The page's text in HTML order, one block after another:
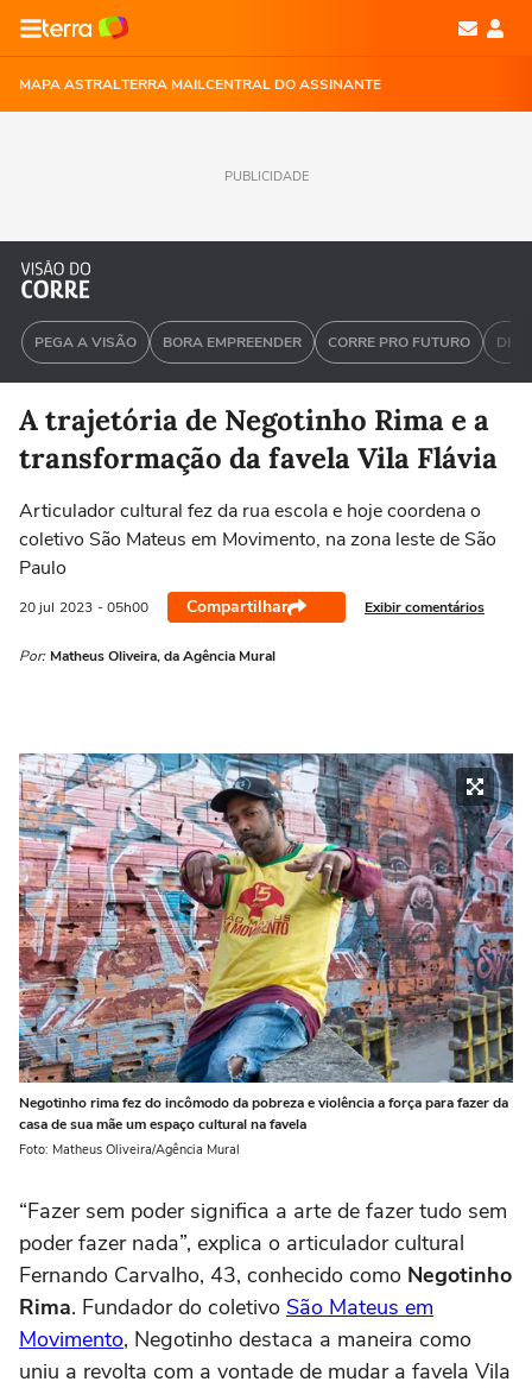
MAPA ASTRALTERRA MAILCENTRAL DO ASSINANTE
PUBLICIDADE
PEGA A VISÃO BORA EMPREENDER CORRE PRO FUTURO DEU
A trajetória de Negotinho Rima e a
transformação da favela Vila Flávia
Articulador cultural fez da rua escola e hoje coordena o
coletivo São Mateus em Movimento, na zona leste de São
Paulo
20 jul 2023 - 05h00 Compartilhar Exibir comentários
Por: Matheus Oliveira, da Agência Mural
Negotinho rima fez do incômodo da pobreza e violência a força para fazer da
casa de sua mãe um espaço cultural na favela
Foto: Matheus Oliveira/Agência Mural
“Fazer sem poder significa a arte de fazer tudo sem
poder fazer nada”, explica o articulador cultural
Fernando Carvalho, 43, conhecido como Negotinho
Rima. Fundador do coletivo São Mateus em
Movimento, Negotinho destaca a maneira como
uniu a revolta com a vontade de mudar a favela Vila